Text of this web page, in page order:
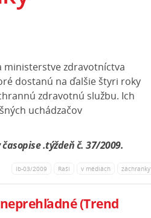
ministerstve zdravotníctva
dostanú na ďalšie štyri roky
zdravotnú službu. Ich
uchádzačov
.týždeň č. 37/2009.
ib-03/2009 Raši v médiách záchranky
(Trend